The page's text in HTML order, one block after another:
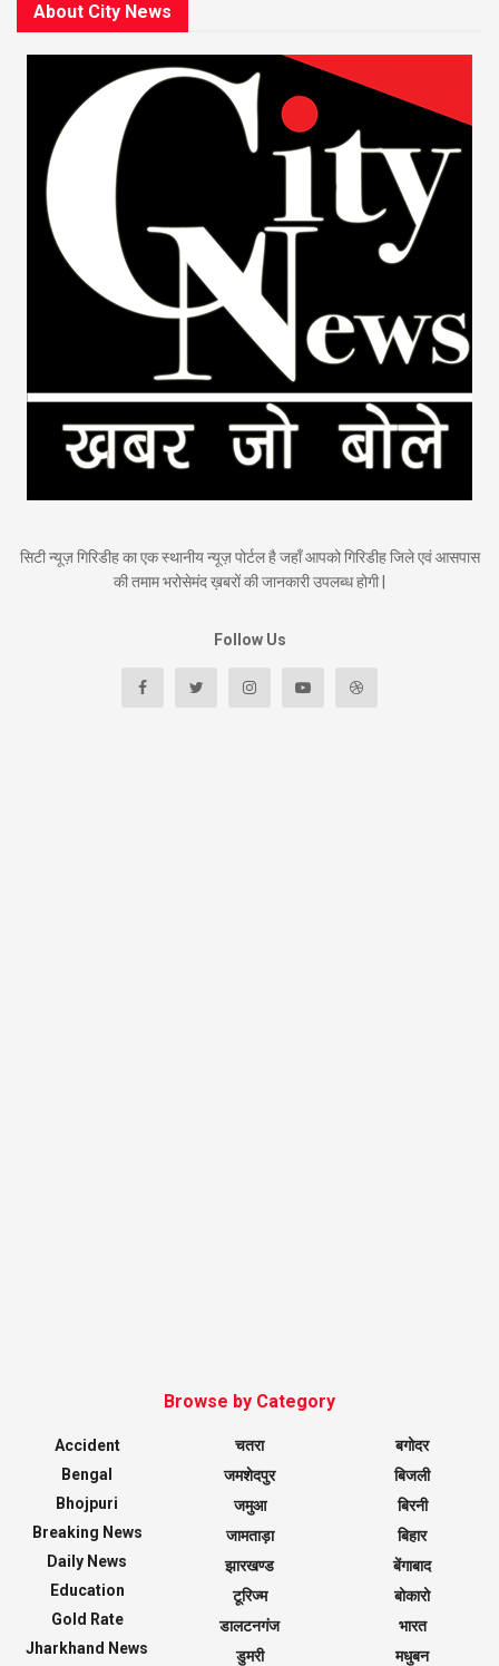
About City News
सिटी न्यूज़ गिरिडीह का एक स्थानीय न्यूज़ पोर्टल है जहाँ आपको गिरिडीह जिले एवं आसपास
की तमाम भरोसेमंद ख़बरों की जानकारी उपलब्ध होगी |
Follow Us
Browse by Category
Accident
Bengal
Bhojpuri
Breaking News
Daily News
Education
Gold Rate
Jharkhand News
चतरा
जमशेदपुर
जमुआ
जामताड़ा
झारखण्ड
टूरिज्म
डालटनगंज
डुमरी
बगोदर
बिजली
बिरनी
बिहार
बेंगाबाद
बोकारो
भारत
मधुबन